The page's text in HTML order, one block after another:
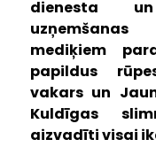
dienesta
mediķiem
papildus
vakars un
Kuldīgas
aizvadīti visai